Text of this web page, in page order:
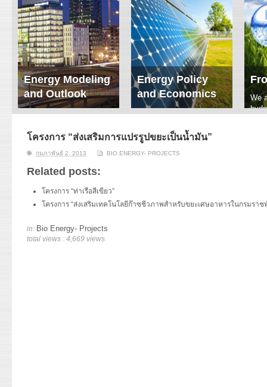
Energy Modeling
and Outlook
ERI conducts rigorous
energy supply and
energy-consuming
sectors. Our analyses
have been used for …
Read More
Energy Policy
and Economics
We focus on solar
innovation, solar PV
economics, and solar PV
policy. Two patent-
We
โครงการ “ส่งเสริมการแปรรูปขยะเป็นน้ำมัน”
กุมภาพันธ์ 2, 2013 BIO ENERGY- PROJECTS
Related posts:
โครงการ “ท่าเรือสีเขียว”
โครงการ “ส่งเสริมเทคโนโลยีก๊าซชีวภาพสำหรับขยะเศษอาหารในกรมรา
in: Bio Energy- Projects
total views : 4,669 views